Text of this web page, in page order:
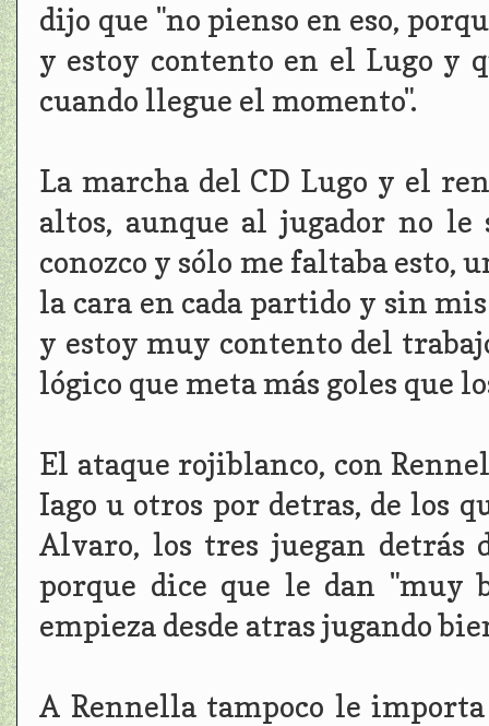
dijo que "no pienso en eso,
y estoy contento en el Lugo y
cuando llegue el momento".
La marcha del CD Lugo y el
altos, aunque al jugador no le
conozco y sólo me faltaba esto,
la cara en cada partido y sin
y estoy muy contento del
lógico que meta más goles que
El ataque rojiblanco, con
Iago u otros por detras, de los
Alvaro, los tres juegan
porque dice que le dan "muy
empieza desde atras jugando
A Rennella tampoco le